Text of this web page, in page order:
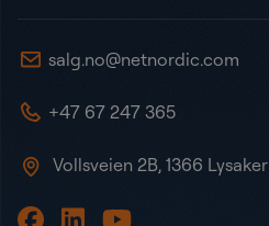
salg.no@netnordic.com
+47 67 247 365
Vollsveien 2B, 1366 Lysaker